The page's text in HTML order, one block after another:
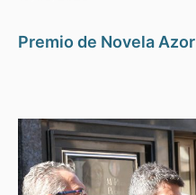
Premio de Novela